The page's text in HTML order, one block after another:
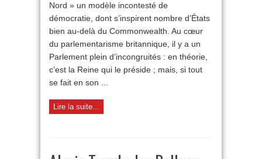
Nord » un modèle incontesté de
démocratie, dont s’inspirent nombre d’États
bien au-delà du Commonwealth. Au cœur
du parlementarisme britannique, il y a un
Parlement plein d’incongruités : en théorie,
c’est la Reine qui le préside ; mais, si tout
se fait en son ...
Lire la suite...